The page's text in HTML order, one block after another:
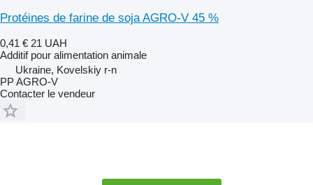
Protéines de farine de soja AGRO-V 45 %
0,41 € 21 UAH
Additif pour alimentation animale
Ukraine, Kovelskiy r-n
PP AGRO-V
Contacter le vendeur